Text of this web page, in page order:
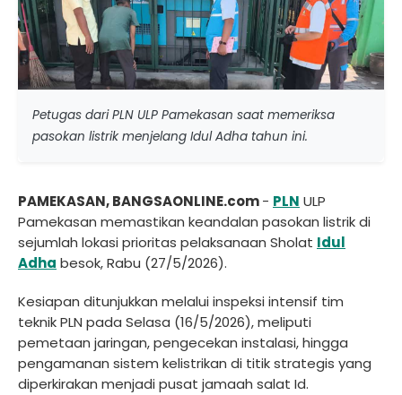
Petugas dari PLN ULP Pamekasan saat memeriksa
pasokan listrik menjelang Idul Adha tahun ini.
PAMEKASAN, BANGSAONLINE.com- PLN ULP
Pamekasan memastikan keandalan pasokan listrik di
sejumlah lokasi prioritas pelaksanaan Sholat Idul
Adha besok, Rabu (27/5/2026).
Kesiapan ditunjukkan melalui inspeksi intensif tim
teknik PLN pada Selasa (16/5/2026), meliputi
pemetaan jaringan, pengecekan instalasi, hingga
pengamanan sistem kelistrikan di titik strategis yang
diperkirakan menjadi pusat jamaah salat Id.